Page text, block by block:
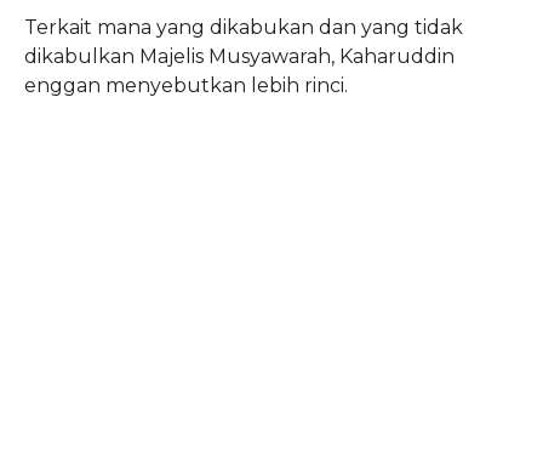
Terkait mana yang dikabukan dan yang tidak
dikabulkan Majelis Musyawarah, Kaharuddin
enggan menyebutkan lebih rinci.